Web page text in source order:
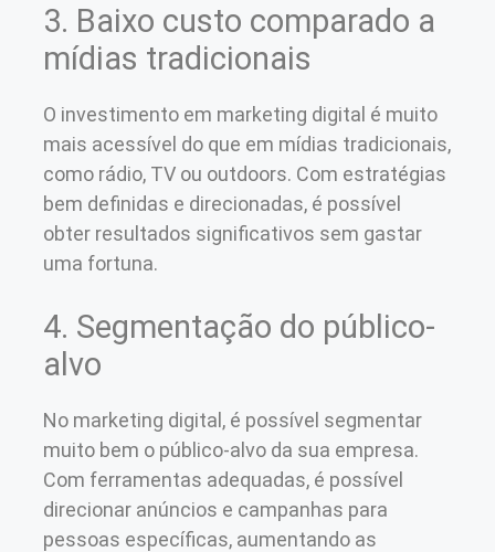
3. Baixo custo comparado a
mídias tradicionais
O investimento em marketing digital é muito
mais acessível do que em mídias tradicionais,
como rádio, TV ou outdoors. Com estratégias
bem definidas e direcionadas, é possível
obter resultados significativos sem gastar
uma fortuna.
4. Segmentação do público-
alvo
No marketing digital, é possível segmentar
muito bem o público-alvo da sua empresa.
Com ferramentas adequadas, é possível
direcionar anúncios e campanhas para
pessoas específicas, aumentando as